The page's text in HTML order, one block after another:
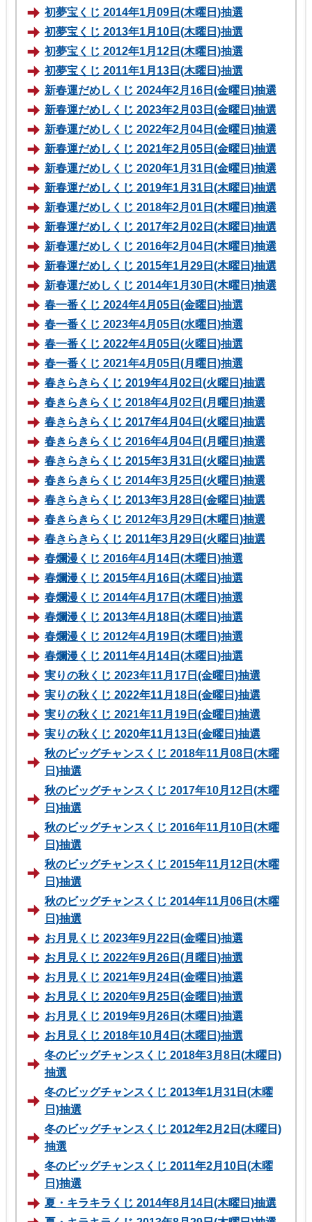
初夢宝くじ 2014年1月09日(木曜日)抽選
初夢宝くじ 2013年1月10日(木曜日)抽選
初夢宝くじ 2012年1月12日(木曜日)抽選
初夢宝くじ 2011年1月13日(木曜日)抽選
新春運だめしくじ 2024年2月16日(金曜日)抽選
新春運だめしくじ 2023年2月03日(金曜日)抽選
新春運だめしくじ 2022年2月04日(金曜日)抽選
新春運だめしくじ 2021年2月05日(金曜日)抽選
新春運だめしくじ 2020年1月31日(金曜日)抽選
新春運だめしくじ 2019年1月31日(木曜日)抽選
新春運だめしくじ 2018年2月01日(木曜日)抽選
新春運だめしくじ 2017年2月02日(木曜日)抽選
新春運だめしくじ 2016年2月04日(木曜日)抽選
新春運だめしくじ 2015年1月29日(木曜日)抽選
新春運だめしくじ 2014年1月30日(木曜日)抽選
春一番くじ 2024年4月05日(金曜日)抽選
春一番くじ 2023年4月05日(水曜日)抽選
春一番くじ 2022年4月05日(火曜日)抽選
春一番くじ 2021年4月05日(月曜日)抽選
春きらきらくじ 2019年4月02日(火曜日)抽選
春きらきらくじ 2018年4月02日(月曜日)抽選
春きらきらくじ 2017年4月04日(火曜日)抽選
春きらきらくじ 2016年4月04日(月曜日)抽選
春きらきらくじ 2015年3月31日(火曜日)抽選
春きらきらくじ 2014年3月25日(火曜日)抽選
春きらきらくじ 2013年3月28日(金曜日)抽選
春きらきらくじ 2012年3月29日(木曜日)抽選
春きらきらくじ 2011年3月29日(火曜日)抽選
春爛漫くじ 2016年4月14日(木曜日)抽選
春爛漫くじ 2015年4月16日(木曜日)抽選
春爛漫くじ 2014年4月17日(木曜日)抽選
春爛漫くじ 2013年4月18日(木曜日)抽選
春爛漫くじ 2012年4月19日(木曜日)抽選
春爛漫くじ 2011年4月14日(木曜日)抽選
実りの秋くじ 2023年11月17日(金曜日)抽選
実りの秋くじ 2022年11月18日(金曜日)抽選
実りの秋くじ 2021年11月19日(金曜日)抽選
実りの秋くじ 2020年11月13日(金曜日)抽選
秋のビッグチャンスくじ 2018年11月08日(木曜
日)抽選
秋のビッグチャンスくじ 2017年10月12日(木曜
日)抽選
秋のビッグチャンスくじ 2016年11月10日(木曜
日)抽選
秋のビッグチャンスくじ 2015年11月12日(木曜
日)抽選
秋のビッグチャンスくじ 2014年11月06日(木曜
日)抽選
お月見くじ 2023年9月22日(金曜日)抽選
お月見くじ 2022年9月26日(月曜日)抽選
お月見くじ 2021年9月24日(金曜日)抽選
お月見くじ 2020年9月25日(金曜日)抽選
お月見くじ 2019年9月26日(木曜日)抽選
お月見くじ 2018年10月4日(木曜日)抽選
冬のビッグチャンスくじ 2018年3月8日(木曜日)
抽選
冬のビッグチャンスくじ 2013年1月31日(木曜
日)抽選
冬のビッグチャンスくじ 2012年2月2日(木曜日)
抽選
冬のビッグチャンスくじ 2011年2月10日(木曜
日)抽選
夏・キラキラくじ 2014年8月14日(木曜日)抽選